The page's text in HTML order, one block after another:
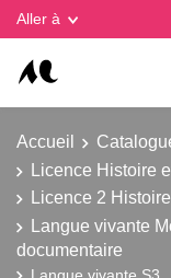
Aller à
Accueil
Licence Histoire
Licence 2
Langue vivante
documentaire
Gestion des cookies